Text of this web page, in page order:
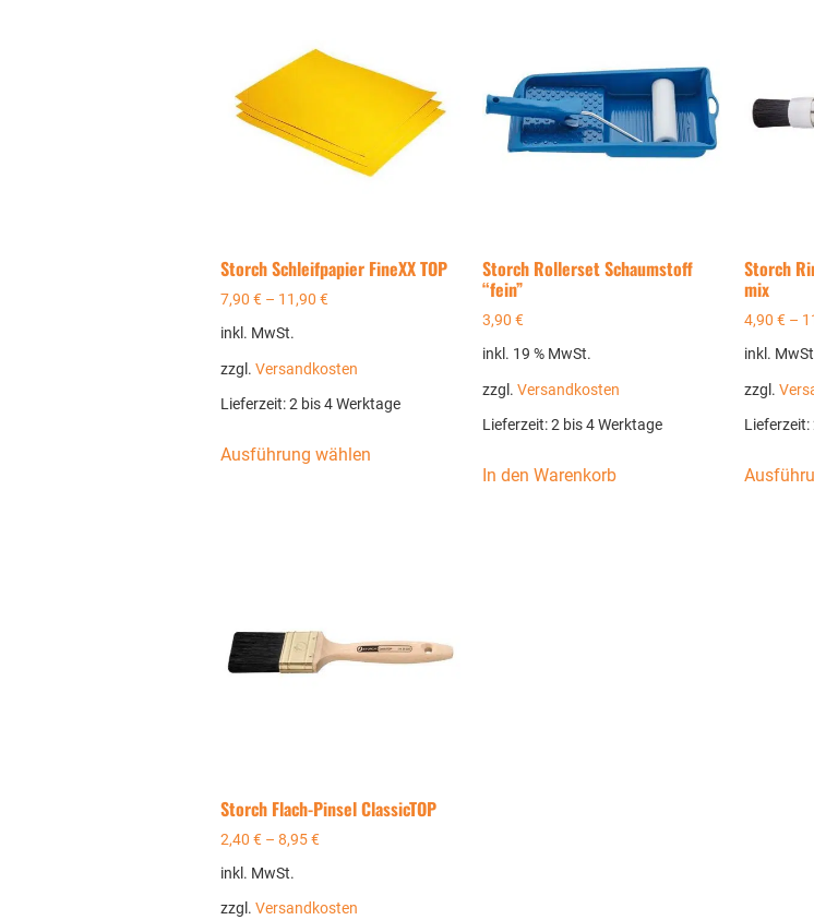
Storch Schleifpapier FineXX TOP
7,90 €– 11,90 €
inkl. MwSt.
zzgl. Versandkosten
Lieferzeit:2 bis 4 Werktage
Ausführung wählen
Storch Rollerset Schaumstoff
“fein”
3,90 €
inkl. 19 % MwSt.
zzgl. Versandkosten
Lieferzeit:2 bis 4 Werktage
In den Warenkorb
Storch
mix
4,90 € –
inkl.
zzgl.
Lieferzeit:
Storch Flach-Pinsel ClassicTOP
2,40 €– 8,95€
inkl. MwSt.
zzgl. Versandkosten